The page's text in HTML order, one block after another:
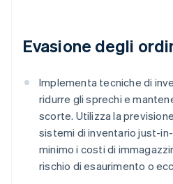
Evasione degli
Implementa tecniche di
ridurre gli sprechi e
scorte. Utilizza la
sistemi di inventario just-
minimo i costi di
rischio di esaurimento o